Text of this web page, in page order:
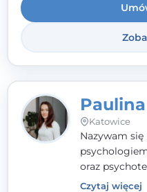
Katowice
Nazywam
oraz
szkolenia.
Czytaj więcej